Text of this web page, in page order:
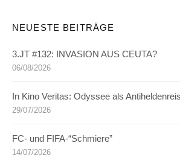
NEUESTE BEITRÄGE
3.JT #132: INVASION AUS CEUTA?
06/08/2026
In Kino Veritas: Odyssee als
29/07/2026
FC- und FIFA-“Schmiere”
14/07/2026